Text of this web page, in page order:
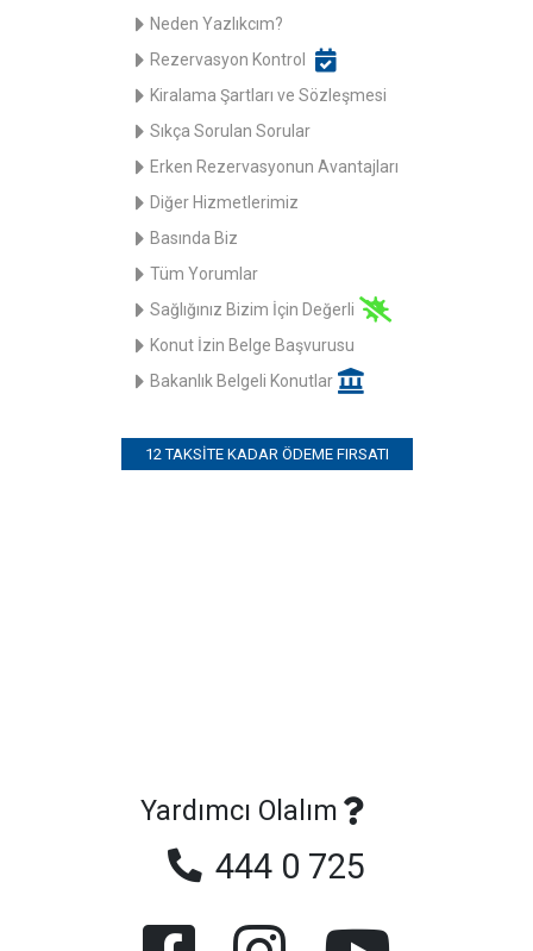
Neden Yazlıkcım?
Rezervasyon Kontrol
Kiralama Şartları ve Sözleşmesi
Sıkça Sorulan Sorular
Erken Rezervasyonun Avantajları
Diğer Hizmetlerimiz
Basında Biz
Tüm Yorumlar
Sağlığınız Bizim İçin Değerli
Konut İzin Belge Başvurusu
Bakanlık Belgeli Konutlar
12 TAKSITE KADAR ÖDEME FIRSATI
Yardımcı Olalım
444 0 725